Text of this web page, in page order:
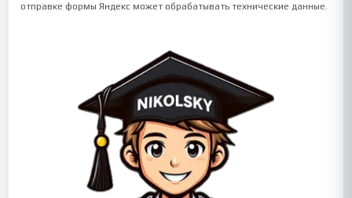
отправке формы Яндекс может обрабатывать технические данные.